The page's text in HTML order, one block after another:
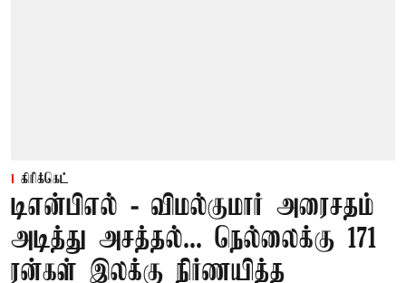
கிரிக்கெட்
டிஎன்பிஎல் - விமல்குமார் அரைசதம்
அடித்து அசத்தல்... நெல்லைக்கு 171
ரன்கள் இலக்கு நிர்ணயித்த